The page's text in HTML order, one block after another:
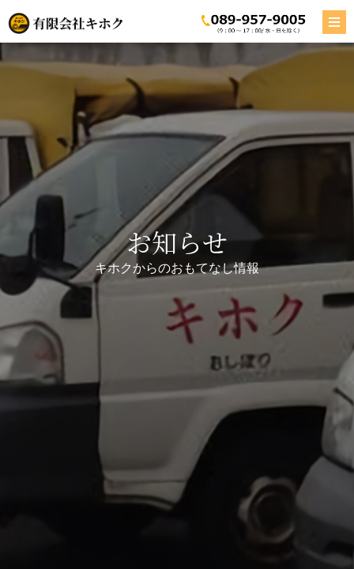
お知らせ
キホクからのおもてなし情報